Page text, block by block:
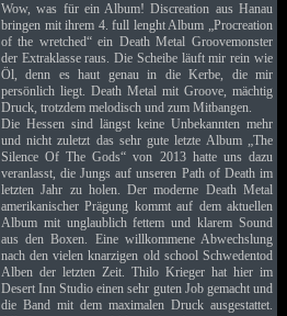
Wow, was für ein Album! Discreation aus Hanau
bringen mit ihrem 4. full lenght Album „Procreation
of the wretched“ ein Death Metal Groovemonster
der Extraklasse raus. Die Scheibe läuft mir rein wie
Öl, denn es haut genau in die Kerbe, die mir
persönlich liegt. Death Metal mit Groove, mächtig
Druck, trotzdem melodisch und zum Mitbangen.
Die Hessen sind längst keine Unbekannten mehr
und nicht zuletzt das sehr gute letzte Album „The
Silence Of The Gods“ von 2013 hatte uns dazu
veranlasst, die Jungs auf unseren Path of Death im
letzten Jahr zu holen. Der moderne Death Metal
amerikanischer Prägung kommt auf dem aktuellen
Album mit unglaublich fettem und klarem Sound
aus den Boxen. Eine willkommene Abwechslung
nach den vielen knarzigen old school Schwedentod
Alben der letzten Zeit. Thilo Krieger hat hier im
Desert Inn Studio einen sehr guten Job gemacht und
die Band mit dem maximalen Druck ausgestattet.